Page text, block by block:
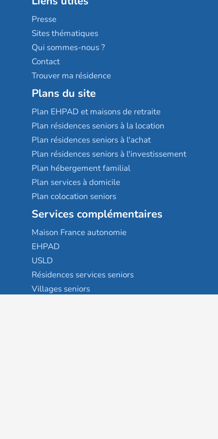
Sérénys
Résidences services Villa Médicis
Presse
Sites thématiques
Qui sommes-nous ?
Contact
Trouver ma résidence
Plans du site
Plan EHPAD et maisons de retraite
Plan résidences seniors à la location
Plan résidences seniors à l'achat
Plan résidences seniors à l'investissement
Plan hébergement familial
Plan services à domicile
Plan colocation seniors
Services complémentaires
Maison France autonomie
EHPAD
USLD
Résidences services seniors
Villages seniors